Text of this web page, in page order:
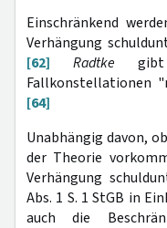
Einschränkend
Verhängung
[62]
Radtke gibt
Fallkonstellationen
[64]
Unabhängig davon,
der Theorie
Verhängung
Abs. 1 S. 1 StGB in
auch die